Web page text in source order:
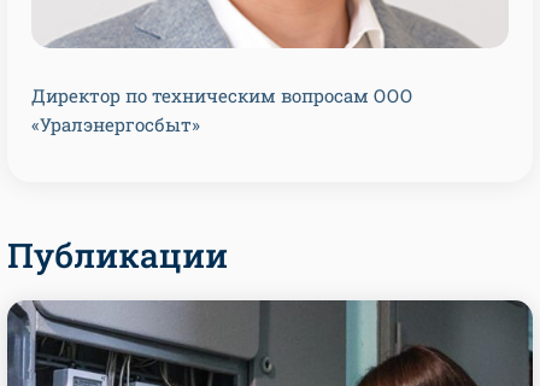
Директор по техническим вопросам ООО
«Уралэнергосбыт»
Публикации